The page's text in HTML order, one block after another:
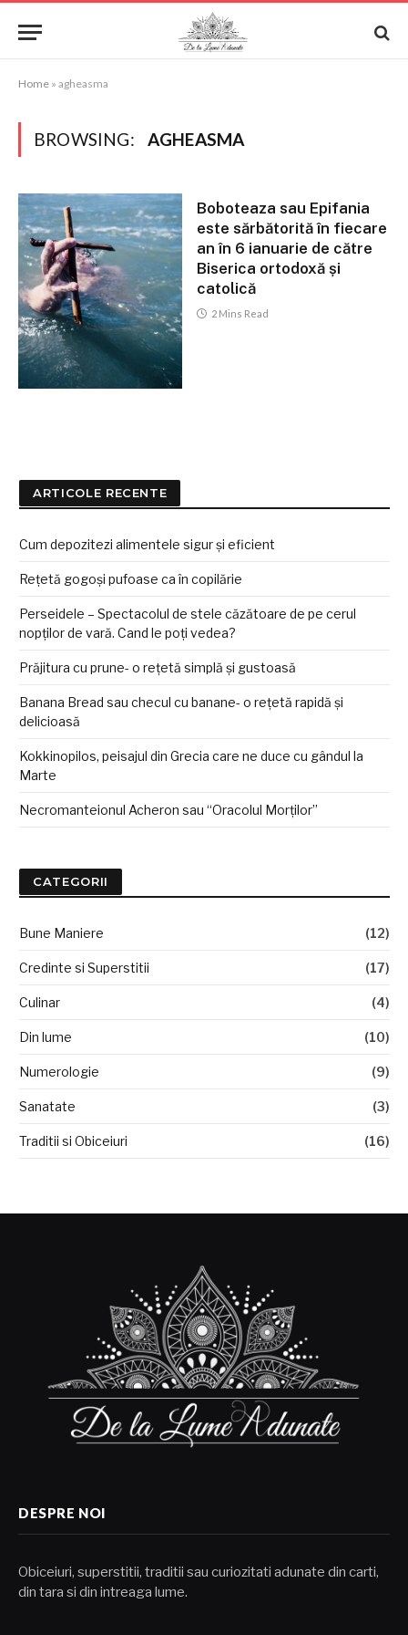
Home » agheasma
BROWSING: AGHEASMA
Boboteaza sau Epifania
este sărbătorită în fiecare
an în 6 ianuarie de către
Biserica ortodoxă și
catolică
2 Mins Read
ARTICOLE RECENTE
Cum depozitezi alimentele sigur și eficient
Rețetă gogoși pufoase ca în copilărie
Perseidele – Spectacolul de stele căzătoare de pe cerul
nopților de vară. Cand le poți vedea?
Prăjitura cu prune- o rețetă simplă și gustoasă
Banana Bread sau checul cu banane- o rețetă rapidă și
delicioasă
Kokkinopilos, peisajul din Grecia care ne duce cu gândul la
Marte
Necromanteionul Acheron sau “Oracolul Morților”
CATEGORII
Bune Maniere (12)
Credinte si Superstitii (17)
Culinar (4)
Din lume (10)
Numerologie (9)
Sanatate (3)
Traditii si Obiceiuri (16)
DESPRE NOI
Obiceiuri, superstitii, traditii sau curiozitati adunate din carti,
din tara si din intreaga lume.